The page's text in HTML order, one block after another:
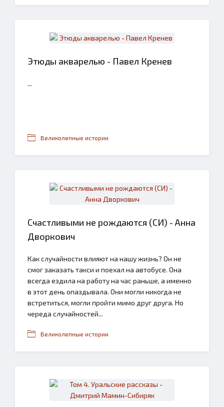
Этюды акварелью - Павел Кренев
...
Великолепные истории
Счастливыми не рождаются (СИ) - Анна
Дворкович
Как случайности влияют на нашу жизнь? Он не
смог заказать такси и поехал на автобусе. Она
всегда ездила на работу на час раньше, а именно
в этот день опаздывала. Они могли никогда не
встретиться, могли пройти мимо друг друга. Но
череда случайностей...
Великолепные истории